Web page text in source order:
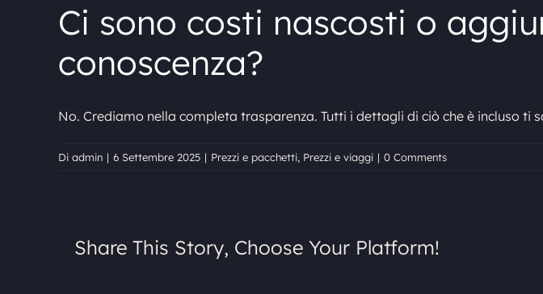
Ci sono costi nascosti o
conoscenza?
No. Crediamo nella completa trasparenza. Tutti i dettagli di ciò che è incluso
Di admin | 6 Settembre 2025 | Prezzi e pacchetti, Prezzi e viaggi | 0 Comments
Share This Story, Choose Your Platform!